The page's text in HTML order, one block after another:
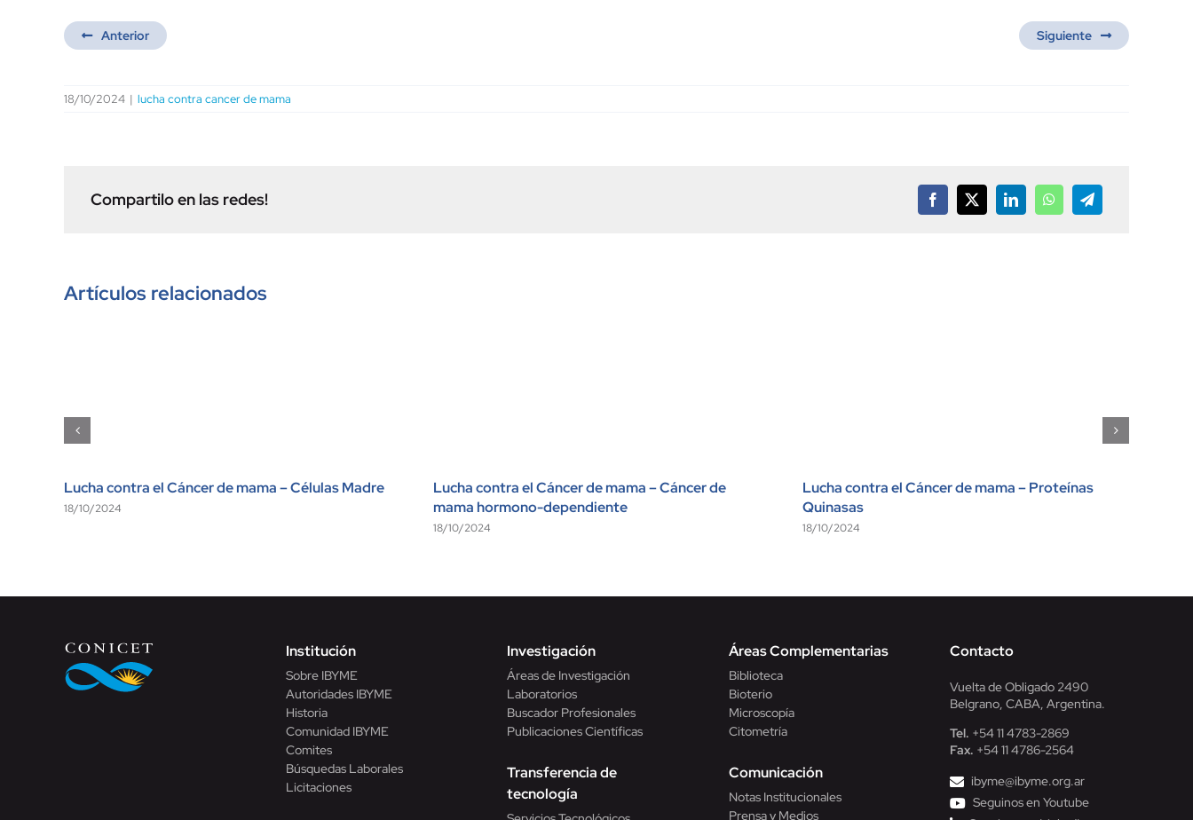
Anterior Siguiente
18/10/2024 | lucha contra cancer de mama
Compartilo en las redes! Facebook
X LinkedInWhatsAppTelegram
Artículos relacionados
Lucha contra el Cáncer de mama – Células Madre
18/10/2024
Lucha contra el Cáncer de mama – Cáncer de
mama hormono-dependiente
18/10/2024
Lucha contra el Cáncer de mama – Proteínas
Quinasas
18/10/2024
Institución
Sobre IBYME
Autoridades IBYME
Historia
Comunidad IBYME
Comites
Búsquedas Laborales
Licitaciones
Investigación
Áreas de Investigación
Laboratorios
Buscador Profesionales
Publicaciones Científicas
Transferencia de
tecnología
Áreas Complementarias
Biblioteca
Bioterio
Microscopía
Citometría
Comunicación
Notas Institucionales
Prensa y Medios
Contacto
Vuelta de Obligado 2490
Belgrano, CABA, Argentina.
Tel. +54 11 4783-2869
Fax. +54 11 4786-2564
ibyme@ibyme.org.ar
Seguinos en Youtube